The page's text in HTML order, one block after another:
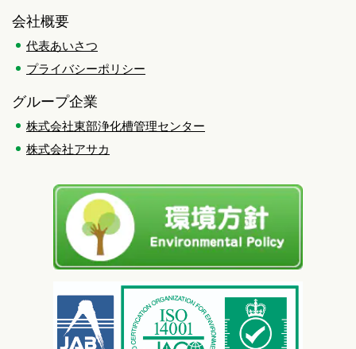
会社概要
代表あいさつ
プライバシーポリシー
グループ企業
株式会社東部浄化槽管理センター
株式会社アサカ